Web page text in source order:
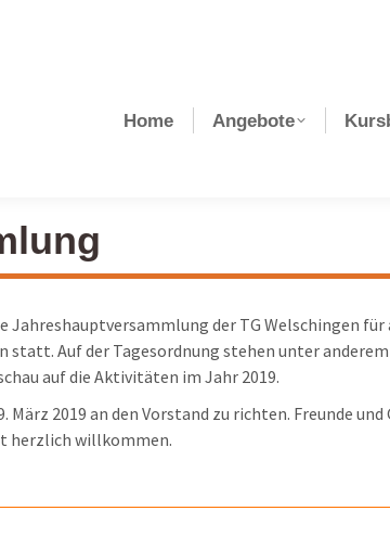
Home Angebote
Jahreshauptversammlung der TG Welschingen für
statt. Auf der Tagesordnung stehen unter
auf die Aktivitäten im Jahr 2019.
2019 an den Vorstand zu richten. Freunde und
herzlich willkommen.